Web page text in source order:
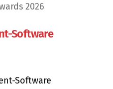
2026
Software
Software